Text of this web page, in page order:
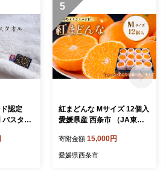
認定
スタオ
治タオ
5
紅まどんな Mサイズ 12個入
愛媛県産 西条市 （JA東予
下旬～12月発送】｜ まどん
な 紅まどんな 愛媛 マドン
寄附金額 15,000円
愛媛県西条市